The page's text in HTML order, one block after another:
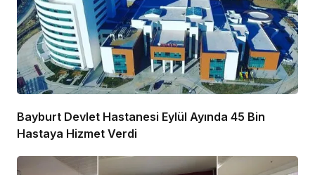
Bayburt Devlet Hastanesi Eylül Ayında 45 Bin
Hastaya Hizmet Verdi